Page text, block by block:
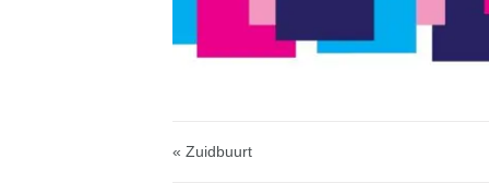
« Zuidbuurt